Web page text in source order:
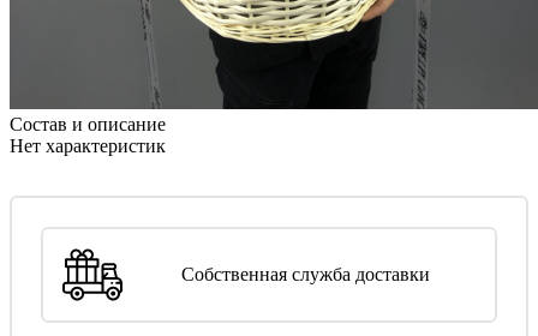
Состав и описание
Нет характеристик
Собственная служба доставки